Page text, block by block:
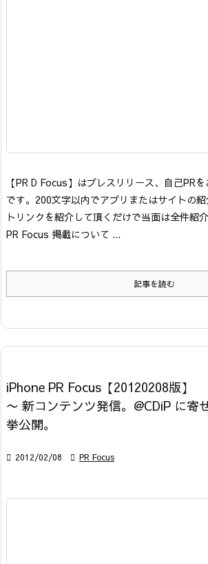
【PR D Focus】はプレスリリース、自己PR
です。200文字以内でアプリまたはサイトの
トリンクを紹介して頂くだけで当面は全件紹
PR Focus 掲載について ...
記事を読む
iPhone PR Focus【20120208版】
〜 新コンテンツ発信。@CDiP に寄
挙公開。
 2012/02/08  PR Focus